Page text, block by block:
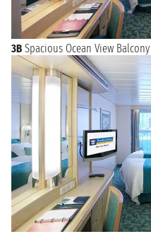
3B Spacious Ocean View Balcony